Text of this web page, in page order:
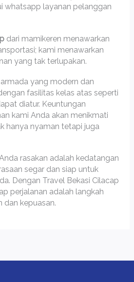
whatsapp layanan pelanggan
dari mamikeren menawarkan
kami menawarkan
yang tak terlupakan.
yang modern dan
fasilitas kelas atas seperti
diatur. Keuntungan
kami Anda akan menikmati
hanya nyaman tetapi juga
rasakan adalah kedatangan
segar dan siap untuk
Dengan Travel Bekasi Cilacap
perjalanan adalah langkah
dan kepuasan.